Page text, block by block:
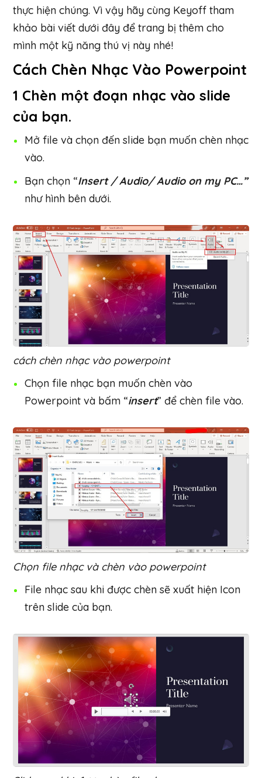
thực hiện chúng. Vì vậy hãy cùng Keyoff tham
khảo bài viết dưới đây để trang bị thêm cho
mình một kỹ năng thú vị này nhé!
Cách Chèn Nhạc Vào Powerpoint
1 Chèn một đoạn nhạc vào slide
của bạn.
Mở file và chọn đến slide bạn muốn chèn nhạc
vào.
Bạn chọn “Insert / Audio/ Audio on my PC…”
như hình bên dưới.
cách chèn nhạc vào powerpoint
Chọn file nhạc bạn muốn chèn vào
Powerpoint và bấm “insert” để chèn file vào.
Chọn file nhạc và chèn vào powerpoint
File nhạc sau khi được chèn sẽ xuất hiện Icon
trên slide của bạn.